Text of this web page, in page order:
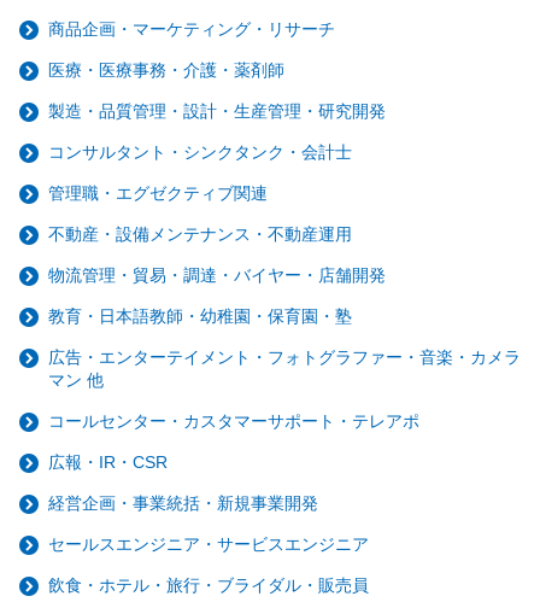
商品企画・マーケティング・リサーチ
医療・医療事務・介護・薬剤師
製造・品質管理・設計・生産管理・研究開発
コンサルタント・シンクタンク・会計士
管理職・エグゼクティブ関連
不動産・設備メンテナンス・不動産運用
物流管理・貿易・調達・バイヤー・店舗開発
教育・日本語教師・幼稚園・保育園・塾
広告・エンターテイメント・フォトグラファー・音楽・カメラ
マン 他
コールセンター・カスタマーサポート・テレアポ
広報・IR・CSR
経営企画・事業統括・新規事業開発
セールスエンジニア・サービスエンジニア
飲食・ホテル・旅行・ブライダル・販売員